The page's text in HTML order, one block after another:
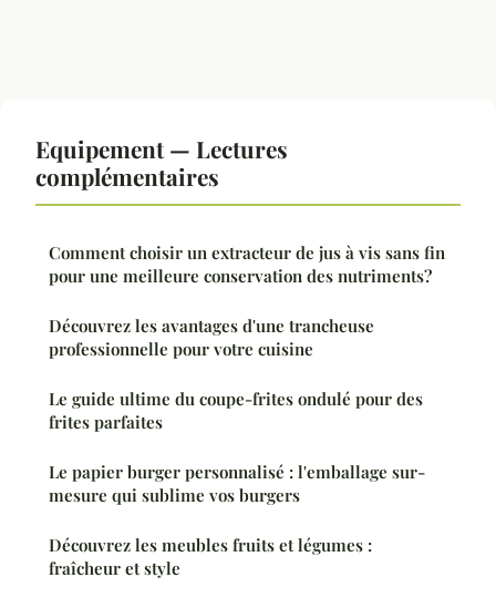
Equipement — Lectures
complémentaires
Comment choisir un extracteur de jus à vis sans fin
pour une meilleure conservation des nutriments?
Découvrez les avantages d'une trancheuse
professionnelle pour votre cuisine
Le guide ultime du coupe-frites ondulé pour des
frites parfaites
Le papier burger personnalisé : l'emballage sur-
mesure qui sublime vos burgers
Découvrez les meubles fruits et légumes :
fraîcheur et style